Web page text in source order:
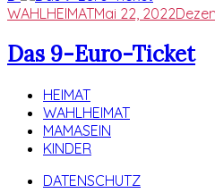
WAHLHEIMATMai 22, 2022
Das 9-Euro-Ticket
HEIMAT
WAHLHEIMAT
MAMASEIN
KINDER
DATENSCHUTZ